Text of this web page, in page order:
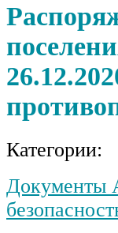
Категории:
Документы